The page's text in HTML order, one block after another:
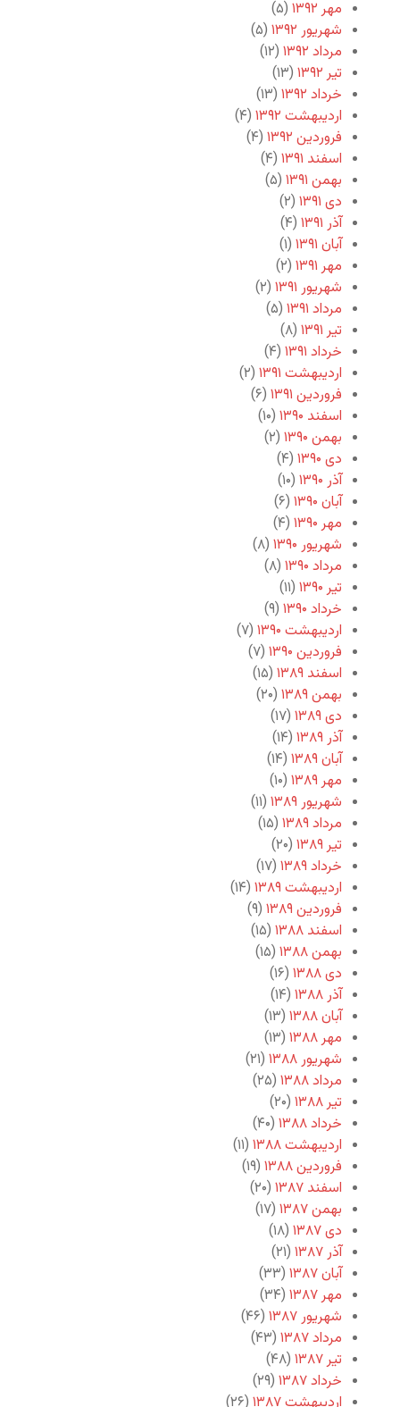
مهر ۱۳۹۲
(۵)
شهریور ۱۳۹۲
(۵)
مرداد ۱۳۹۲
(۱۲)
تیر ۱۳۹۲
(۱۳)
خرداد ۱۳۹۲
(۱۳)
اردیبهشت ۱۳۹۲
(۴)
فروردین ۱۳۹۲
(۴)
اسفند ۱۳۹۱
(۴)
بهمن ۱۳۹۱
(۵)
دی ۱۳۹۱
(۲)
آذر ۱۳۹۱
(۴)
آبان ۱۳۹۱
(۱)
مهر ۱۳۹۱
(۲)
شهریور ۱۳۹۱
(۲)
مرداد ۱۳۹۱
(۵)
تیر ۱۳۹۱
(۸)
خرداد ۱۳۹۱
(۴)
اردیبهشت ۱۳۹۱
(۲)
فروردین ۱۳۹۱
(۶)
اسفند ۱۳۹۰
(۱۰)
بهمن ۱۳۹۰
(۲)
دی ۱۳۹۰
(۴)
آذر ۱۳۹۰
(۱۰)
آبان ۱۳۹۰
(۶)
مهر ۱۳۹۰
(۴)
شهریور ۱۳۹۰
(۸)
مرداد ۱۳۹۰
(۸)
تیر ۱۳۹۰
(۱۱)
خرداد ۱۳۹۰
(۹)
اردیبهشت ۱۳۹۰
(۷)
فروردین ۱۳۹۰
(۷)
اسفند ۱۳۸۹
(۱۵)
بهمن ۱۳۸۹
(۲۰)
دی ۱۳۸۹
(۱۷)
آذر ۱۳۸۹
(۱۴)
آبان ۱۳۸۹
(۱۴)
مهر ۱۳۸۹
(۱۰)
شهریور ۱۳۸۹
(۱۱)
مرداد ۱۳۸۹
(۱۵)
تیر ۱۳۸۹
(۲۰)
خرداد ۱۳۸۹
(۱۷)
اردیبهشت ۱۳۸۹
(۱۴)
فروردین ۱۳۸۹
(۹)
اسفند ۱۳۸۸
(۱۵)
بهمن ۱۳۸۸
(۱۵)
دی ۱۳۸۸
(۱۶)
آذر ۱۳۸۸
(۱۴)
آبان ۱۳۸۸
(۱۳)
مهر ۱۳۸۸
(۱۳)
شهریور ۱۳۸۸
(۲۱)
مرداد ۱۳۸۸
(۲۵)
تیر ۱۳۸۸
(۲۰)
خرداد ۱۳۸۸
(۴۰)
اردیبهشت ۱۳۸۸
(۱۱)
فروردین ۱۳۸۸
(۱۹)
اسفند ۱۳۸۷
(۲۰)
بهمن ۱۳۸۷
(۱۷)
دی ۱۳۸۷
(۱۸)
آذر ۱۳۸۷
(۲۱)
آبان ۱۳۸۷
(۳۳)
مهر ۱۳۸۷
(۳۴)
شهریور ۱۳۸۷
(۴۶)
مرداد ۱۳۸۷
(۴۳)
تیر ۱۳۸۷
(۴۸)
خرداد ۱۳۸۷
(۲۹)